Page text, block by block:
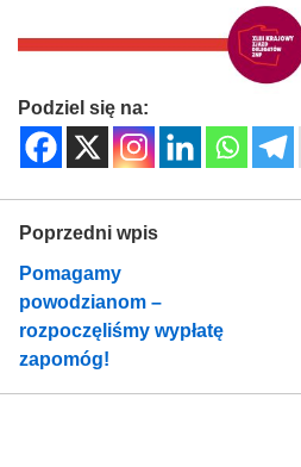
Podziel się na:
Poprzedni wpis
Pomagamy
powodzianom –
rozpoczęliśmy wypłatę
zapomóg!